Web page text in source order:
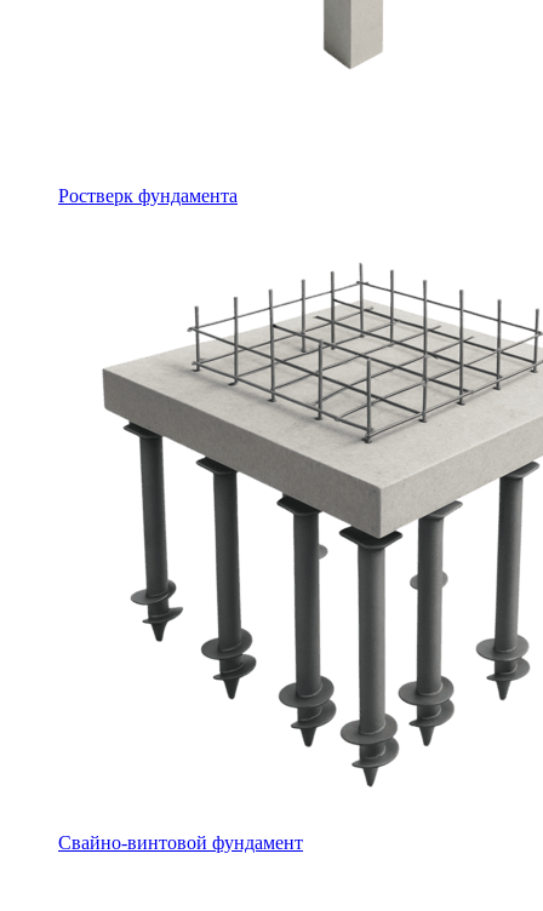
Ростверк фундамента
Свайно-винтовой фундамент